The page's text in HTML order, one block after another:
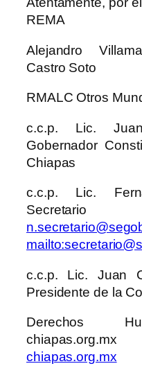
REMA
Alejandro
Castro Soto
RMALC Otros
c.c.p. Lic.
Gobernador
Chiapas
c.c.p. Lic.
Secretario
c.c.p. Lic. Juan
Presidente de la
Derechos
chiapas.org.mx